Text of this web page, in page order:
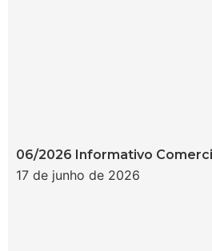
06/2026 Informativo
17 de junho de 2026